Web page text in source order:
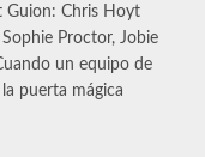
Guion: Chris Hoyt
Proctor, Jobie
un equipo de
puerta mágica